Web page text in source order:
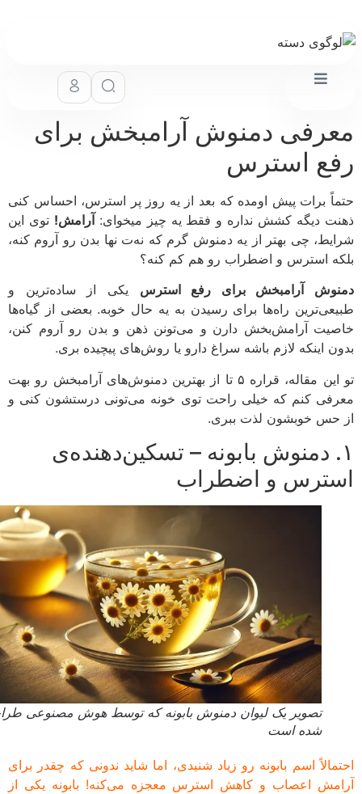
دمنوش آرامبخش برای
استرس
برات پیش اومده که بعد از یه روز پر استرس، احساس کنی
دیگه کشش نداره و فقط یه چیز میخوای:آرامش!توی این
چی بهتر از یه دمنوش گرم که نه‌ت نها بدن رو آروم کنه،
استرس و اضطراب رو هم کم کنه؟
آرامبخش برای رفع استرسیکی از ساده‌ترین و
راه‌ها برای رسیدن به یه حال خوبه. بعضی از گیاه‌ها
آرامش‌بخش دارن و می‌تونن ذهن و بدن رو آروم کنن،
اینکه لازم باشه سراغ دارو یا روش‌های پیچیده بری.
تو این مقاله، قراره ۵ تا از بهترین دمنوش‌های آرامبخش رو بهت
کنم که خیلی راحت توی خونه می‌تونی درستشون کنی و
خوبشون لذت ببری.
دمنوش بابونه – تسکین‌دهنده‌ی
و اضطراب
تصویر یک لیوان دمنوش بابونه که توسط هوش مصنوعی طراحی
شده است
اسم بابونه رو زیاد شنیدی، اما شاید ندونی که چقدر برای
اعصاب و کاهش استرس معجزه می‌کنه! بابونه یکی از